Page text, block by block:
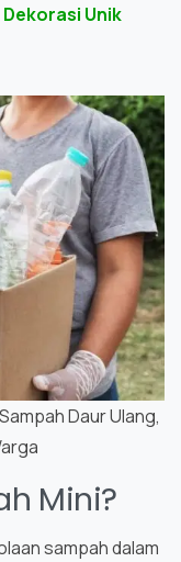
Unik
Daur Ulang,
Mini?
sampah dalam